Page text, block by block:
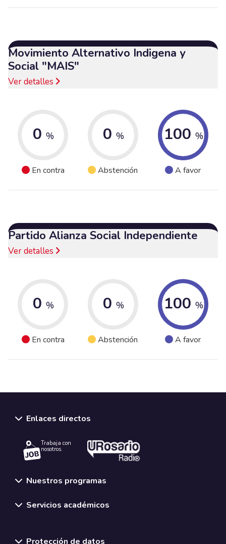
Movimiento Alternativo Indigena y
Social "MAIS"
Ver detalles
0 %
En contra
0 %
Abstención
100 %
A favor
Partido Alianza Social Independiente
Ver detalles
0 %
En contra
0 %
Abstención
100 %
A favor
Enlaces directos
Trabaja con
nosotros.
Nuestros programas
Servicios académicos
Protección de datos